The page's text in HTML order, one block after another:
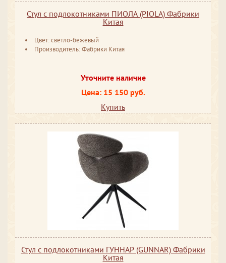
Стул с подлокотниками ПИОЛА (PIOLA) Фабрики
Китая
Цвет: светло-бежевый
Производитель: Фабрики Китая
Уточните наличие
Цена: 15 150 руб.
Купить
Стул с подлокотниками ГУННАР (GUNNAR) Фабрики
Китая